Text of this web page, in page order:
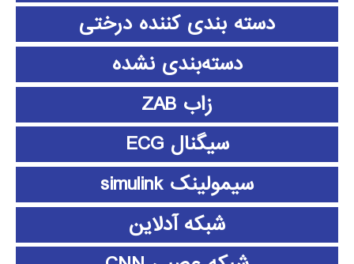
دسته بندی کننده درختی
دسته‌بندی نشده
زاب ZAB
سیگنال ECG
سیمولینک simulink
شبکه آدلاین